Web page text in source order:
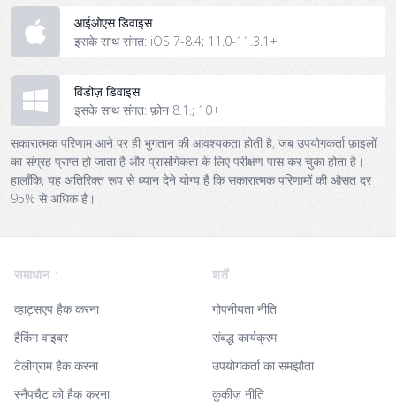
आईओएस डिवाइस
इसके साथ संगत: iOS 7-8.4; 11.0-11.3.1+
विंडोज़ डिवाइस
इसके साथ संगत: फ़ोन 8.1.; 10+
सकारात्मक परिणाम आने पर ही भुगतान की आवश्यकता होती है, जब उपयोगकर्ता फ़ाइलों
का संग्रह प्राप्त हो जाता है और प्रासंगिकता के लिए परीक्षण पास कर चुका होता है।
हालाँकि, यह अतिरिक्त रूप से ध्यान देने योग्य है कि सकारात्मक परिणामों की औसत दर
95% से अधिक है।
समाधान :
व्हाट्सएप हैक करना
हैकिंग वाइबर
टेलीग्राम हैक करना
स्नैपचैट को हैक करना
शर्तें
गोपनीयता नीति
संबद्ध कार्यक्रम
उपयोगकर्ता का समझौता
कुकीज़ नीति